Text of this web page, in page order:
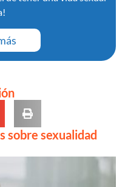
sobre sexualidad